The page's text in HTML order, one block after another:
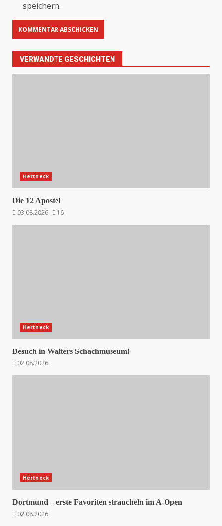
speichern.
VERWANDTE GESCHICHTEN
Hertneck
Die 12 Apostel
03.08.2026
16
Hertneck
Besuch in Walters Schachmuseum!
02.08.2026
Hertneck
Dortmund – erste Favoriten straucheln im A-Open
02.08.2026